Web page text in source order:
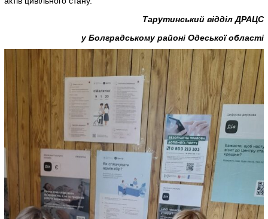
Тарутинський відділ ДРАЦС
у Болградському районі Одеської області